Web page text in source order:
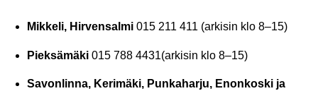
Mik­ke­li, Hir­ven­sal­mi015 211 411 (ar­ki­sin klo 8–15)
Piek­sä­mä­ki015 788 4431(ar­ki­sin klo 8–15)
Sa­von­lin­na, Ke­ri­mä­ki, Pun­ka­har­ju, Enon­kos­ki ja